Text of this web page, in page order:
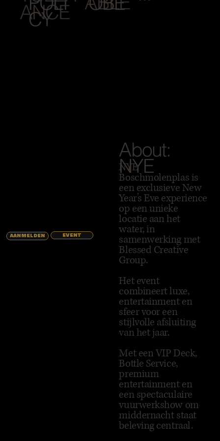
ANCE
CY
AANMELDEN EVENT
NYE
Boschmolenplas is
een exclusieve New
Year’s Eve experience
op een unieke
locatie aan het
water, in
samenwerking met
Blessed Creative
Group.
Het event
combineert luxe,
entertainment en
sfeer voor een
stijlvolle afsluiting
van het jaar.
Met een VIP Deck,
Bottle Service,
premium
entertainment en
een spectaculaire
vuurwerkshow om
middernacht staat
beleving centraal.
About:
NYE